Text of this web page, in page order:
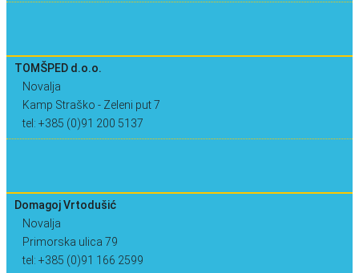
TOMŠPED d.o.o.
Novalja
Kamp Straško - Zeleni put 7
tel: +385 (0)91 200 5137
Domagoj Vrtodušić
Novalja
Primorska ulica 79
tel: +385 (0)91 166 2599